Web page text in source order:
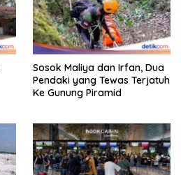
Sosok Maliya dan Irfan, Dua
Pendaki yang Tewas Terjatuh
Ke Gunung Piramid